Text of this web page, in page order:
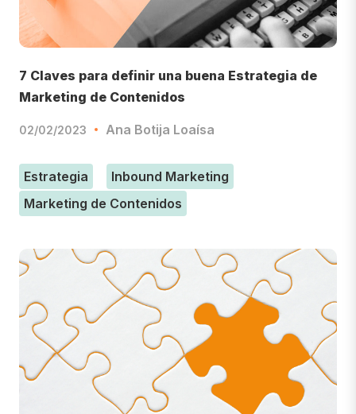
7 Claves para definir una buena Estrategia de
Marketing de Contenidos
02/02/2023 Ana Botija Loaísa
Estrategia
Inbound Marketing
Marketing de Contenidos